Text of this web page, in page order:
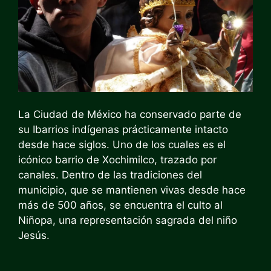
La Ciudad de México ha conservado parte de
su Ibarrios indígenas prácticamente intacto
desde hace siglos. Uno de los cuales es el
icónico barrio de Xochimilco, trazado por
canales. Dentro de las tradiciones del
municipio, que se mantienen vivas desde hace
más de 500 años, se encuentra el culto al
Niñopa, una representación sagrada del niño
Jesús.